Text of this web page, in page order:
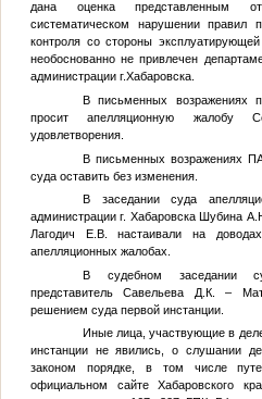
дана оценка представленным
систематическом нарушении правил
контроля со стороны
необоснованно не привлечен
администрации г.Хабаровска.
В письменных возражениях
просит апелляционную жалобу
удовлетворения.
В письменных возражениях
суда оставить без изменения.
В заседании суда
администрации г. Хабаровска Шубина
Лагодич Е.В. настаивали на
апелляционных жалобах.
В судебном заседании
представитель Савельева Д.К. –
решением суда первой инстанции.
Иные лица, участвующие в
инстанции не явились, о слушании
законом порядке, в том числе
официальном сайте Хабаровского